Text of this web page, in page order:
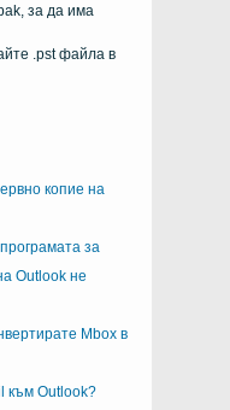
за да има
.pst файла в
копие на
за
Outlook не
Mbox в
към Outlook?